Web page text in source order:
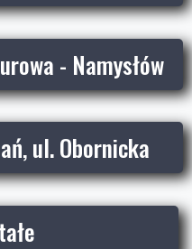
- Namysłów
ul. Obornicka